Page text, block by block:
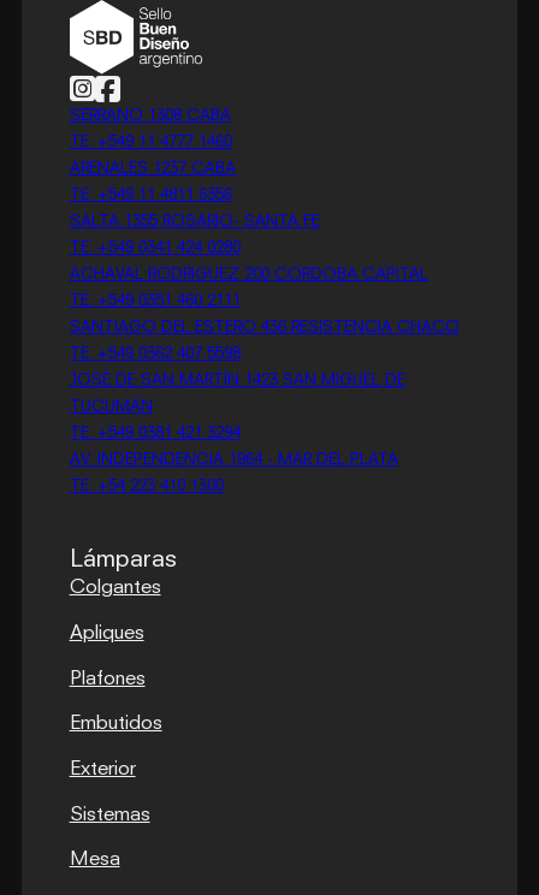
Follow us on Instagram
Follow us on Facebook
SERRANO 1308 CABA
TE: +549 11 4777 1460
ARENALES 1237 CABA
TE: +549 11 4811 6356
SALTA 1355 ROSARIO- SANTA FE
TE: +549 0341 424 0280
ACHAVAL RODRIGUEZ 200 CORDOBA CAPITAL
TE: +549 0351 460 2111
SANTIAGO DEL ESTERO 436 RESISTENCIA CHACO
TE: +549 0362 407 5598
JOSÉ DE SAN MARTÍN 1423 SAN MIGUEL DE
TUCUMÁN
TE: +549 0381 421 3294
AV. INDEPENDENCIA 1964 - MAR DEL PLATA
TE: +54 223 410 1300
Lámparas
Colgantes
Apliques
Plafones
Embutidos
Exterior
Sistemas
Mesa